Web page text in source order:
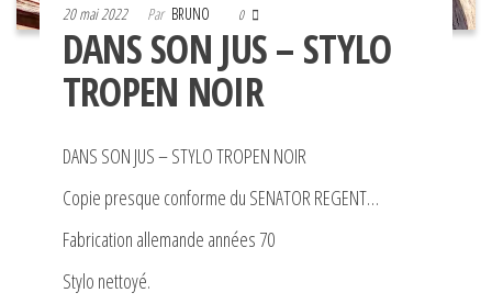
20 mai 2022 Par BRUNO 0
DANS SON JUS – STYLO
TROPEN NOIR
DANS SON JUS – STYLO TROPEN NOIR
Copie presque conforme du SENATOR REGENT…
Fabrication allemande années 70
Stylo nettoyé.